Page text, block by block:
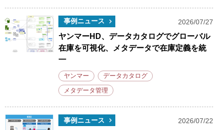
事例ニュース 2026/07/27
ヤンマーHD、データカタログでグローバル
在庫を可視化、メタデータで在庫定義を統
一
ヤンマー データカタログ
メタデータ管理
事例ニュース 2026/07/22